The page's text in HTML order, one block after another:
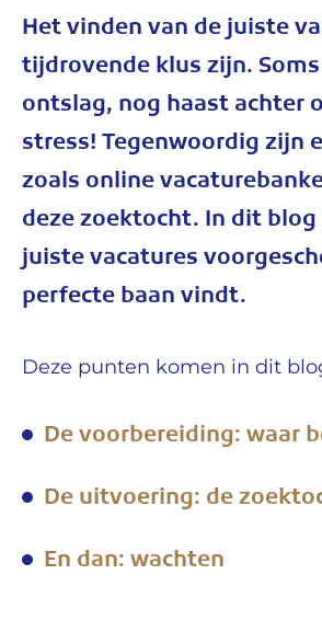
Het vinden van de juiste
tijdrovende klus zijn.
ontslag, nog haast achter
stress! Tegenwoordig zijn
zoals online
deze zoektocht. In dit
juiste vacatures
perfecte baan vindt.
Deze punten komen in dit
De voorbereiding: waar
De uitvoering: de
En dan: wachten